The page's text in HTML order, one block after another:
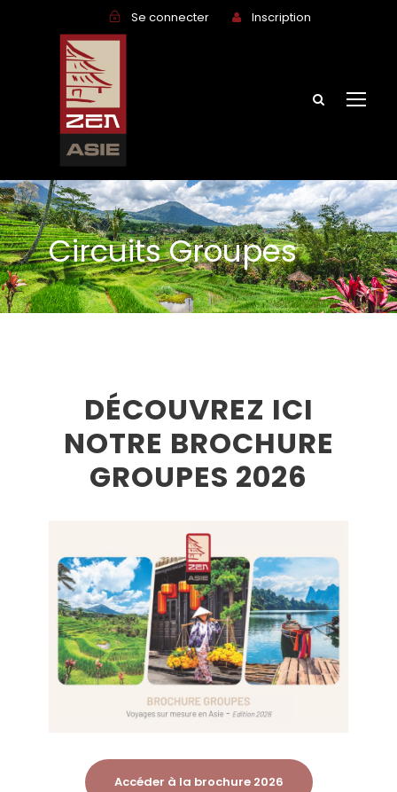
Se connecter Inscription
Circuits Groupes
DÉCOUVREZ ICI
NOTRE BROCHURE
GROUPES 2026
Accéder à la brochure 2026